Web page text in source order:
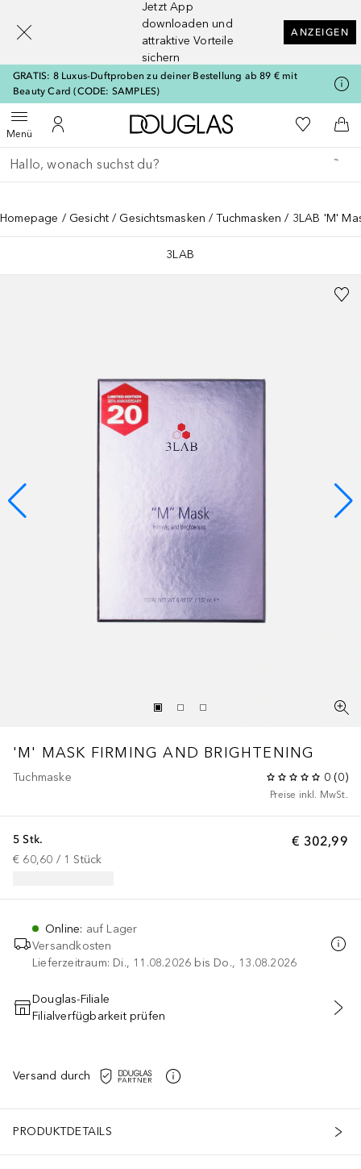
Jetzt App
downloaden und
attraktive Vorteile
sichern
ANZEIGEN
GRATIS: 8 Luxus-Duftproben zu deiner Bestellung ab 89 € mit
Beauty Card (CODE: SAMPLES)
MenüMenü öffnenZu Meinem Kundenkonto
Zur Douglas Startseite
Zu Meiner
Gehe zurück
Suche ausführen
Homepage Gesicht Gesichtsmasken Tuchmasken 3LAB 'M'
3LAB
'M' MASK FIRMING AND BRIGHTENING
Tuchmaske 0 (0)
Preise inkl. MwSt.
€ 302,99
5 Stk.
€ 60,60 / 1 Stück
Online: auf Lager
Versandkosten
Lieferzeitraum: Di., 11.08.2026 bis Do., 13.08.2026
IN DEN WARENKORB
Douglas-Filiale
Filialverfügbarkeit prüfen
Versand durch
PRODUKTDETAILS
[navigation.slideout.screenreader]